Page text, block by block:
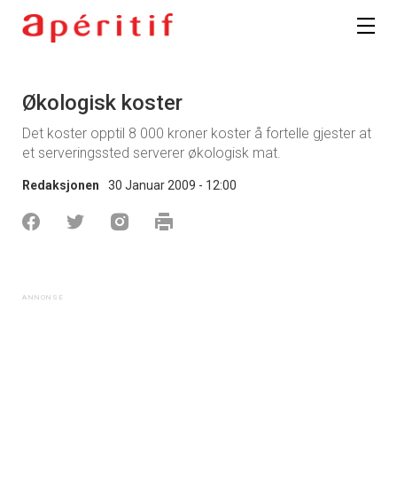
Økologisk koster
Det koster opptil 8 000 kroner koster å fortelle gjester at
et serveringssted serverer økologisk mat.
Redaksjonen 30 Januar 2009 - 12:00